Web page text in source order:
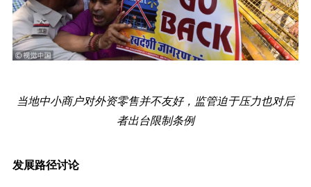
当地中小商户对外资零售并不友好，监管迫于压力也对后
者出台限制条例
发展路径讨论